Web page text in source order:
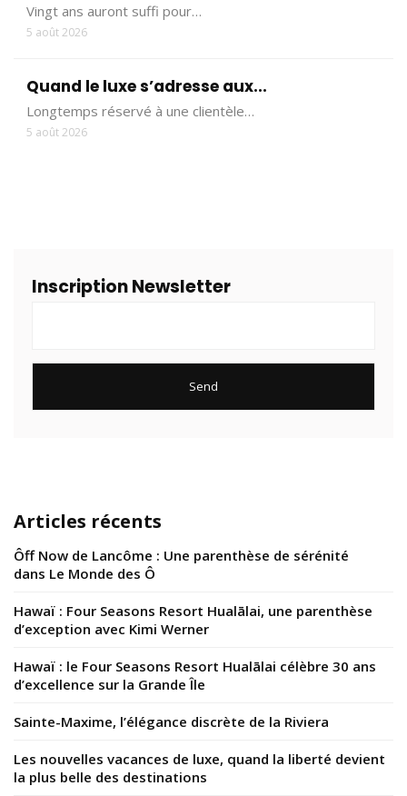
Vingt ans auront suffi pour…
5 août 2026
Quand le luxe s’adresse aux...
Longtemps réservé à une clientèle…
5 août 2026
Inscription Newsletter
Articles récents
Ôff Now de Lancôme : Une parenthèse de sérénité
dans Le Monde des Ô
Hawaï : Four Seasons Resort Hualālai, une parenthèse
d’exception avec Kimi Werner
Hawaï : le Four Seasons Resort Hualālai célèbre 30 ans
d’excellence sur la Grande Île
Sainte-Maxime, l’élégance discrète de la Riviera
Les nouvelles vacances de luxe, quand la liberté devient
la plus belle des destinations